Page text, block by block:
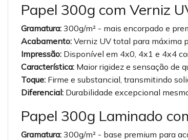
Papel 300g com Verniz
Gramatura: 300g/m² - mais encorpado e
Acabamento: Verniz UV total para máxima
Impressão: Disponível em 4x0, 4x1 e 4x4
Característica: Maior rigidez e sensação de
Toque: Firme e substancial, transmitindo
Diferencial: Durabilidade excepcional
Papel 300g Laminado
Gramatura: 300g/m² - base premium para